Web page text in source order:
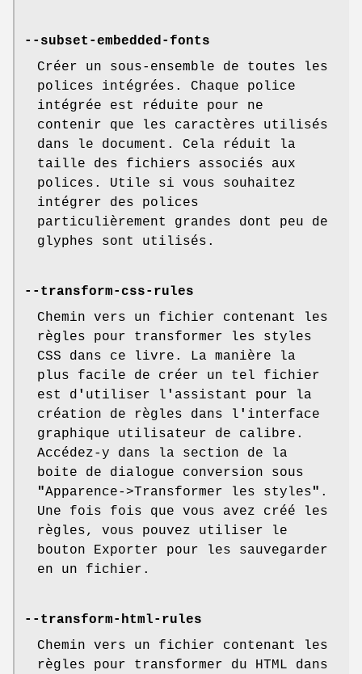
--subset-embedded-fonts
Créer un sous-ensemble de toutes les
polices intégrées. Chaque police
intégrée est réduite pour ne
contenir que les caractères utilisés
dans le document. Cela réduit la
taille des fichiers associés aux
polices. Utile si vous souhaitez
intégrer des polices
particulièrement grandes dont peu de
glyphes sont utilisés.
--transform-css-rules
Chemin vers un fichier contenant les
règles pour transformer les styles
CSS dans ce livre. La manière la
plus facile de créer un tel fichier
est d ' utiliser l ' assistant pour la
création de règles dans l ' interface
graphique utilisateur de calibre.
Accédez-y dans la section de la
boite de dialogue conversion sous
"Apparence->Transformer les styles" .
Une fois fois que vous avez créé les
règles, vous pouvez utiliser le
bouton Exporter pour les sauvegarder
en un fichier.
--transform-html-rules
Chemin vers un fichier contenant les
règles pour transformer du HTML dans